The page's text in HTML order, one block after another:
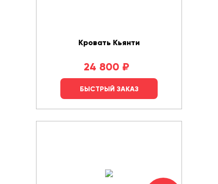
Кровать Кьянти
24 800 ₽
БЫСТРЫЙ ЗАКАЗ